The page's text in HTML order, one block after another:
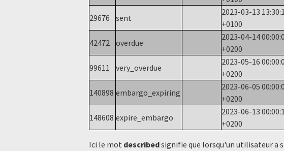
29676
sent
2023-03-13
+0100
42472 overdue
2023-04-14
+0200
99611
very_overdue
2023-05-16
+0200
140898 embargo_expiring
2023-06-05
+0200
148608 expire_embargo
2023-06-13
+0200
Ici le mot describedsignifie que lorsqu'un utilisateur a